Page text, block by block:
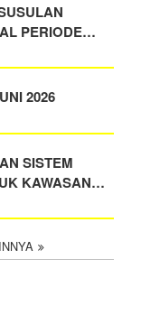
PERIODE…
2026
SISTEM
KAWASAN…